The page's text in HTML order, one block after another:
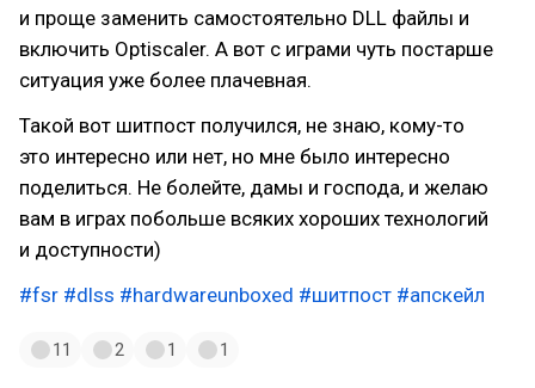
и проще заменить самостоятельно DLL файлы и
включить Optiscaler. А вот с играми чуть постарше
ситуация уже более плачевная.
Такой вот шитпост получился, не знаю, кому-то
это интересно или нет, но мне было интересно
поделиться. Не болейте, дамы и господа, и желаю
вам в играх побольше всяких хороших технологий
и доступности)
#fsr #dlss #hardwareunboxed #шитпост #апскейл
11 2 1 1